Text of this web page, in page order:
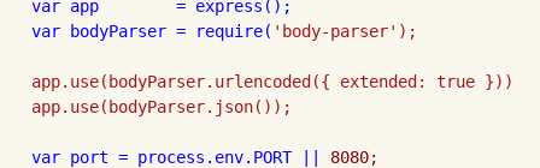
var bodyParser =
require( 'body-parser');
app.use(bodyParser.urlencoded({ extended: true }));
app.use(bodyParser.json());
var port = process.env.PORT || 8080;